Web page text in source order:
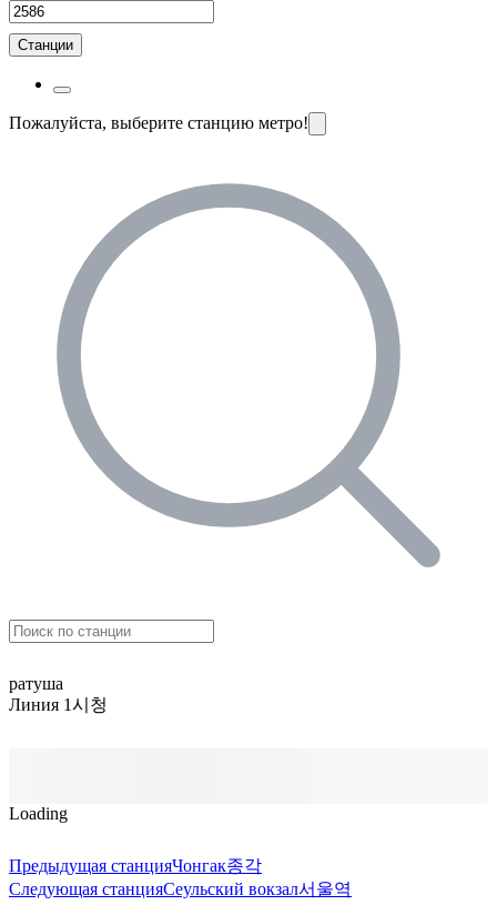
Станции
Пожалуйста, выберите станцию метро!
ратуша
Линия 1시청
Loading
Предыдущая станцияЧонгак종각
Следующая станцияСеульский вокзал서울역